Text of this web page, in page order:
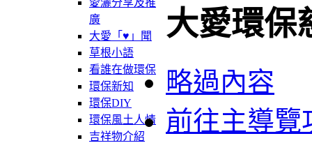
愛灑分享及推
廣
大愛「♥」聞
草根小語
看誰在做環保
環保新知
環保DIY
環保風土人情
吉祥物介紹
大愛環保
略過內容
前往主導覽